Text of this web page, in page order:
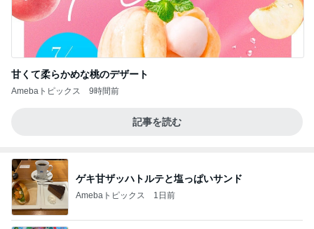
甘くて柔らかめな桃のデザート
Amebaトピックス 9時間前
記事を読む
ゲキ甘ザッハトルテと塩っぱいサンド
Amebaトピックス 1日前